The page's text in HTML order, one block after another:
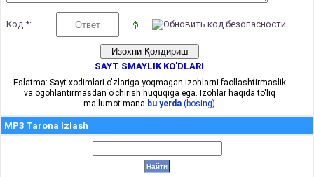
Код *:
SAYT SMAYLIK KO'DLARI
Eslatma: Sayt xodimlari o'zlariga yoqmagan izohlarni faollashtirmaslik
va ogohlantirmasdan o'chirish huquqiga ega. Izohlar haqida to'liq
ma'lumot mana bu yerda (bosing)
MP3 Tarona Izlash